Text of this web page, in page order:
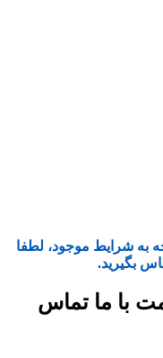
به شرایط موجود، لطفا
بگیرید.
با ما تماس